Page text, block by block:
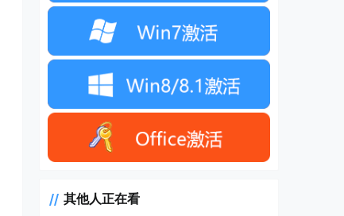
其他人正在看